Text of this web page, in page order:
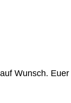
Wunsch.